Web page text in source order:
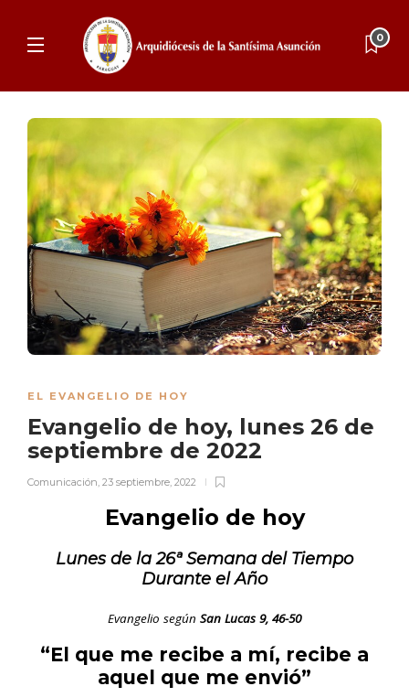
0
EL EVANGELIO DE HOY
Evangelio de hoy, lunes 26 de
septiembre de 2022
Comunicación, 23 septiembre, 2022
Evangelio de hoy
Lunesde la 26ª Semana del Tiempo
Durante el Año
Evangelio según San Lucas 9, 46-50
“El que me recibe a mí, recibe a
aquel que me envió”